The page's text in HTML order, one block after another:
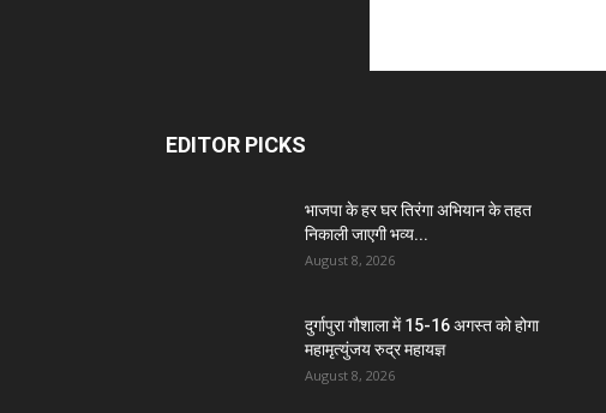
EDITOR PICKS
भाजपा के हर घर तिरंगा अभियान के तहत
निकाली जाएगी भव्य...
August 8, 2026
दुर्गापुरा गौशाला में 15-16 अगस्त को होगा
महामृत्युंजय रुद्र महायज्ञ
August 8, 2026